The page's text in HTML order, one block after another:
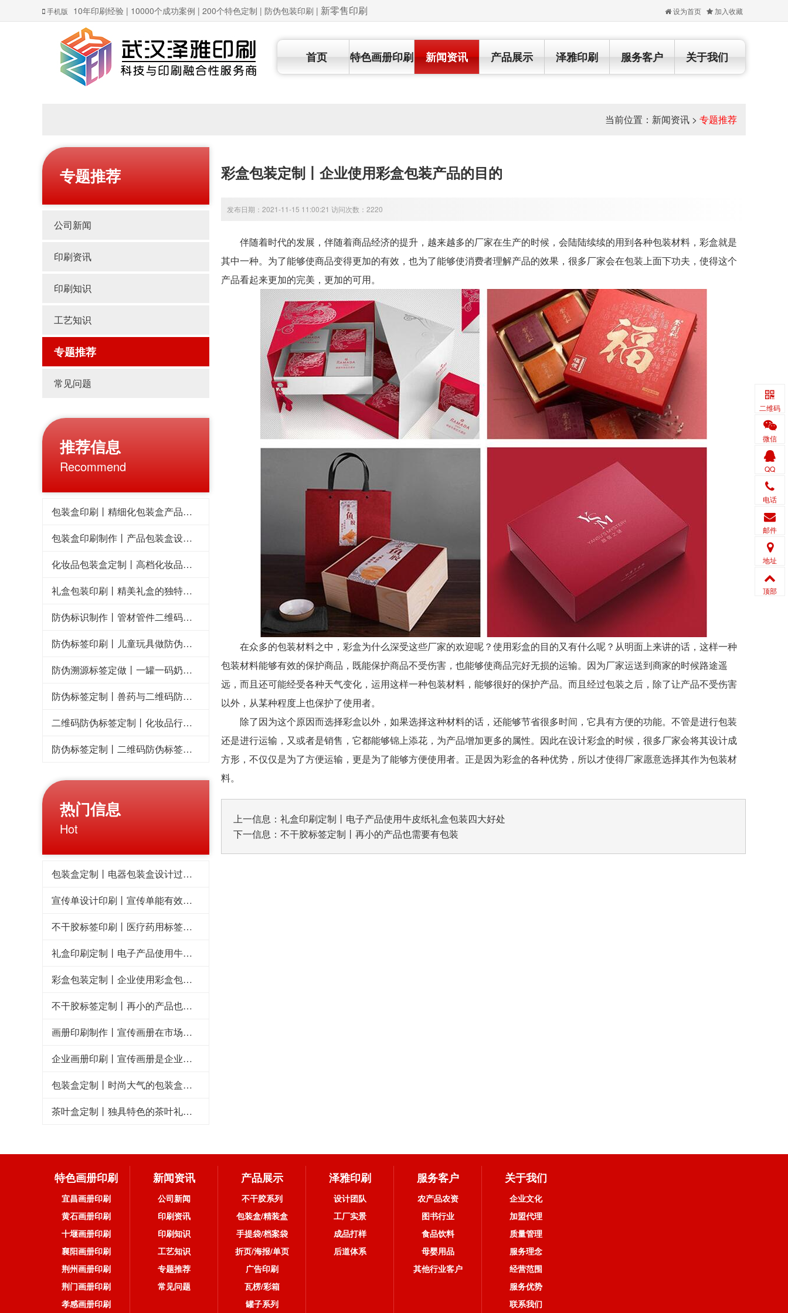
手机版 10年印刷经验 | 10000个成功案例 | 200个特色定制 | 防伪包装印刷 | 新零售印刷 设为首页 加入收藏
关于我们
服务客户
泽雅印刷
产品展示
新闻资讯
特色画册印刷
首页
当前位置： 新闻资讯 > 专题推荐
专题推荐
公司新闻
印刷资讯
印刷知识
工艺知识
专题推荐
常见问题
推荐信息
Recommend
包装盒印刷丨精细化包装盒产品受到消费者的欢迎
包装盒印刷制作丨产品包装盒设计吸引用户才是关键
化妆品包装盒定制丨高档化妆品礼盒要迎合女性消费者的审美眼光
礼盒包装印刷丨精美礼盒的独特包装促进消费者购买欲
防伪标识制作丨管材管件二维码防伪标签定制的优势
防伪标签印刷丨儿童玩具做防伪标签提高产品的档次
防伪溯源标签定做丨一罐一码奶粉让孩子放心喝
防伪标签定制丨兽药与二维码防伪标签的结合
二维码防伪标签定制丨化妆品行业对二维码防伪溯源系统的需求
防伪标签定制丨二维码防伪标签打击假冒伪劣的企业利器
热门信息
Hot
包装盒定制丨电器包装盒设计过程中的四元素
宣传单设计印刷丨宣传单能有效提升企业形象
不干胶标签印刷丨医疗药用标签的发展趋势
礼盒印刷定制丨电子产品使用牛皮纸礼盒包装四大好处
彩盒包装定制丨企业使用彩盒包装产品的目的
不干胶标签定制丨再小的产品也需要有包装
画册印刷制作丨宣传画册在市场竞争中的必要性
企业画册印刷丨宣传画册是企业常用的广告产品
包装盒定制丨时尚大气的包装盒受到消费者喜欢与青睐
茶叶盒定制丨独具特色的茶叶礼盒才能赢得客户的喜欢
彩盒包装定制丨企业使用彩盒包装产品的目的
发布日期：2021-11-15 11:00:21 访问次数：2220
伴随着时代的发展，伴随着商品经济的提升，越来越多的厂家在生产的时候，会陆陆续续的用到各种包装材料，彩盒就是
其中一种。为了能够使商品变得更加的有效，也为了能够使消费者理解产品的效果，很多厂家会在包装上面下功夫，使得这个
产品看起来更加的完美，更加的可用。
在众多的包装材料之中，彩盒为什么深受这些厂家的欢迎呢？使用彩盒的目的又有什么呢？从明面上来讲的话，这样一种
包装材料能够有效的保护商品，既能保护商品不受伤害，也能够使商品完好无损的运输。因为厂家运送到商家的时候路途遥
远，而且还可能经受各种天气变化，运用这样一种包装材料，能够很好的保护产品。而且经过包装之后，除了让产品不受伤害
以外，从某种程度上也保护了使用者。
除了因为这个原因而选择彩盒以外，如果选择这种材料的话，还能够节省很多时间，它具有方便的功能。不管是进行包装
还是进行运输，又或者是销售，它都能够锦上添花，为产品增加更多的属性。因此在设计彩盒的时候，很多厂家会将其设计成
方形，不仅仅是为了方便运输，更是为了能够方便使用者。正是因为彩盒的各种优势，所以才使得厂家愿意选择其作为包装材
料。
上一信息： 礼盒印刷定制丨电子产品使用牛皮纸礼盒包装四大好处
下一信息： 不干胶标签定制丨再小的产品也需要有包装
特色画册印刷
宜昌画册印刷
黄石画册印刷
十堰画册印刷
襄阳画册印刷
荆州画册印刷
荆门画册印刷
孝感画册印刷
新闻资讯
公司新闻
印刷资讯
印刷知识
工艺知识
专题推荐
常见问题
产品展示
不干胶系列
包装盒/精装盒
手提袋/档案袋
折页/海报/单页
广告印刷
瓦楞/彩箱
罐子系列
泽雅印刷
设计团队
工厂实景
成品打样
后道体系
服务客户
农产品农资
图书行业
食品饮料
母婴用品
其他行业客户
关于我们
企业文化
加盟代理
质量管理
服务理念
经营范围
服务优势
联系我们
二维码
微信
QQ
电话
邮件
地址
顶部